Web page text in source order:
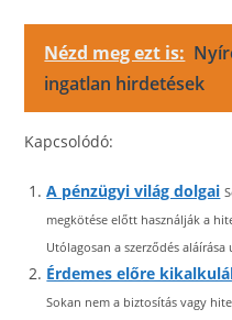
Nézd meg ezt is:
ingatlan hirdetések
Kapcsolódó:
A pénzügyi világ dolgai
megkötése előtt használják a
Utólagosan a szerződés aláírása
Érdemes előre
Sokan nem a biztosítás vagy